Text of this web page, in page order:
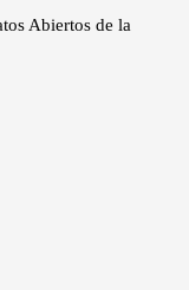
Abiertos de la